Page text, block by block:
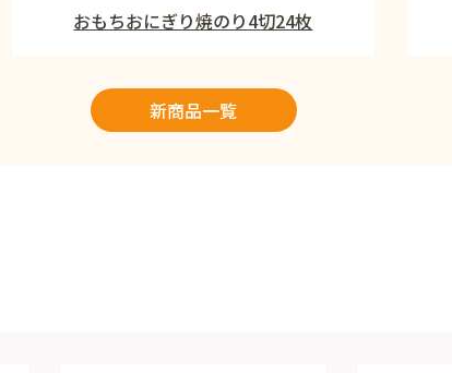
おもちおにぎり焼のり4切24枚
新商品一覧